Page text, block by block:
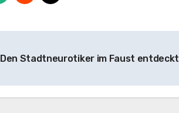
Den Stadtneurotiker im Faust entdeckt